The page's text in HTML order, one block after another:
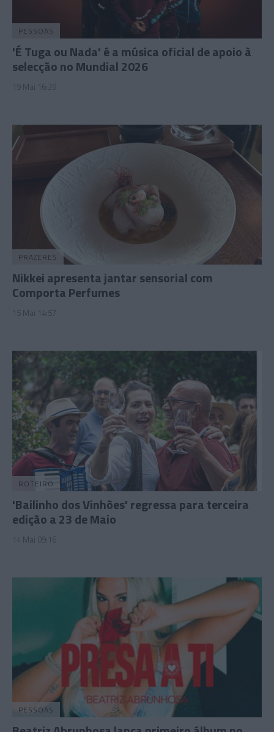
PESSOAS
'É Tuga ou Nada' é a música oficial de apoio à
selecção no Mundial 2026
19 Mai 16:39
PRAZERES
Nikkei apresenta jantar sensorial com
Comporta Perfumes
15 Mai 14:57
ROTEIRO
'Bailinho dos Vinhões' regressa para terceira
edição a 23 de Maio
14 Mai 09:16
PESSOAS